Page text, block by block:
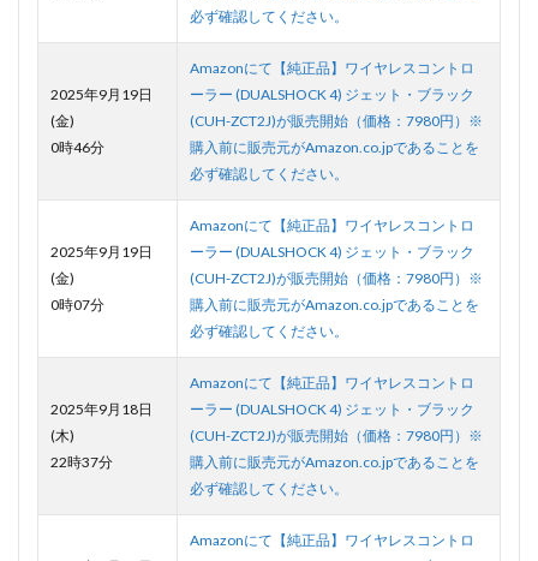
必ず確認してください。
2025年9月19日
(金)
0時46分
Amazonにて【純正品】ワイヤレスコントロ
ーラー (DUALSHOCK 4) ジェット・ブラック
(CUH-ZCT2J)が販売開始（価格：7980円）※
購入前に販売元がAmazon.co.jpであることを
必ず確認してください。
2025年9月19日
(金)
0時07分
Amazonにて【純正品】ワイヤレスコントロ
ーラー (DUALSHOCK 4) ジェット・ブラック
(CUH-ZCT2J)が販売開始（価格：7980円）※
購入前に販売元がAmazon.co.jpであることを
必ず確認してください。
2025年9月18日
(木)
22時37分
Amazonにて【純正品】ワイヤレスコントロ
ーラー (DUALSHOCK 4) ジェット・ブラック
(CUH-ZCT2J)が販売開始（価格：7980円）※
購入前に販売元がAmazon.co.jpであることを
必ず確認してください。
Amazonにて【純正品】ワイヤレスコントロ